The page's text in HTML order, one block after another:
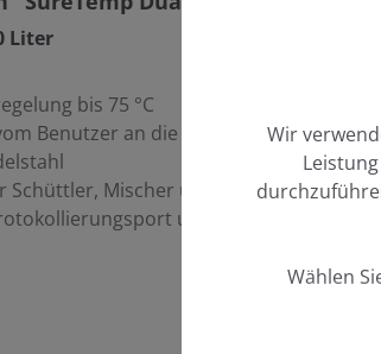
Liter
bis 75 °C
Benutzer an die Schwerkraft oder
Mischer usw.
und Software
Wir
Wählen